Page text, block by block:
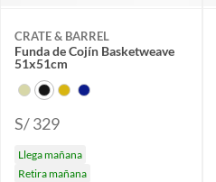
CRATE & BARREL
Funda de Cojín Basketweave
51x51cm
S/ 329
Llega mañana
Retira mañana